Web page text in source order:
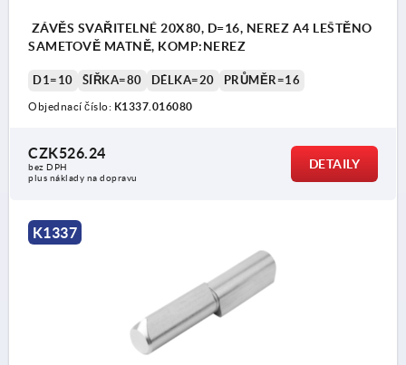
ZÁVĚS SVAŘITELNÉ 20X80, D=16, NEREZ A4 LEŠTĚNO
SAMETOVĚ MATNĚ, KOMP:NEREZ
D1=10 ŠÍŘKA=80 DÉLKA=20 PRŮMĚR=16
Objednací číslo: K1337.016080
CZK526.24
bez DPH
plus náklady na dopravu
DETAILY
K1337